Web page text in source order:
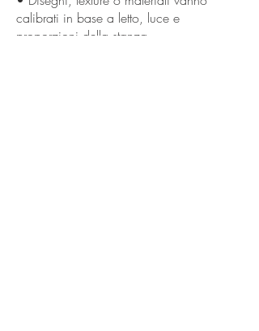
calibrati in base a letto, luce e
proporzioni della stanza